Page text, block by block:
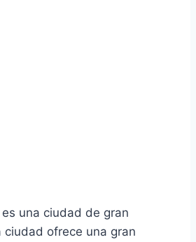
una ciudad de gran
ciudad ofrece una gran